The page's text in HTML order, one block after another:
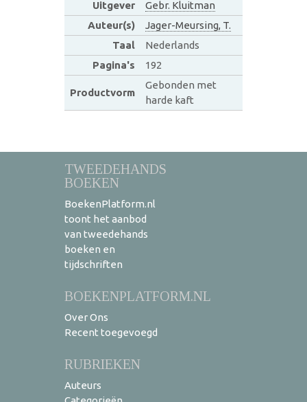
Uitgever
Gebr. Kluitman
Auteur(s)
Jager-Meursing, T.
Taal
Nederlands
Pagina's
192
Productvorm
Gebonden met
harde kaft
TWEEDEHANDS
BOEKEN
BoekenPlatform.nl
toont het aanbod
van tweedehands
boeken en
tijdschriften
BOEKENPLATFORM.NL
Over Ons
Recent toegevoegd
RUBRIEKEN
Auteurs